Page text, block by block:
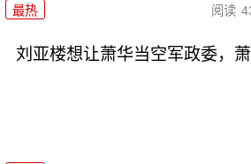
最热 阅读
刘亚楼想让萧华当空军政委，